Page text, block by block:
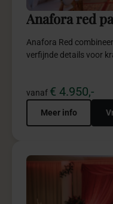
Anafora red
Anafora Red
verfijnde details voor
vanaf € 4.950,-
Meer info